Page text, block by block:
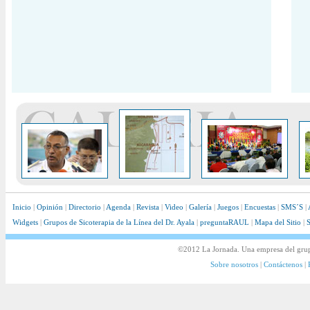
Inicio | Opinión | Directorio | Agenda | Revista | Video | Galería | Juegos | Encuestas | SMS´S |
Widgets | Grupos de Sicoterapia de la Línea del Dr. Ayala | preguntaRAUL | Mapa del Sitio |
©2012 La Jornada. Una empresa del
Sobre nosotros| Contáctenos|